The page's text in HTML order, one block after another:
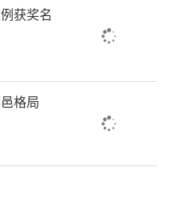
千多元不等。”
市监部门反映
器械相关问题，分
区、碑林区、莲湖
获奖名
格局